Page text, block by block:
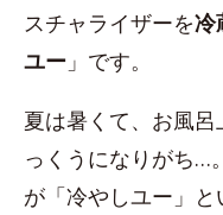
スチャライザーを冷
ユー 」です。
夏は暑くて、お風
っくうになりがち…
が「冷やしユー」と